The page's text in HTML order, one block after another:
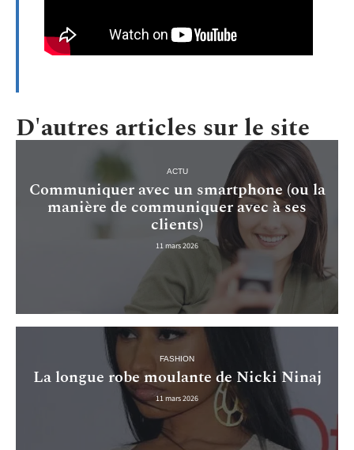
D'autres articles sur le site
ACTU
Communiquer avec un smartphone (ou la
manière de communiquer avec à ses
clients)
11 mars 2026
FASHION
La longue robe moulante de Nicki Ninaj
11 mars 2026